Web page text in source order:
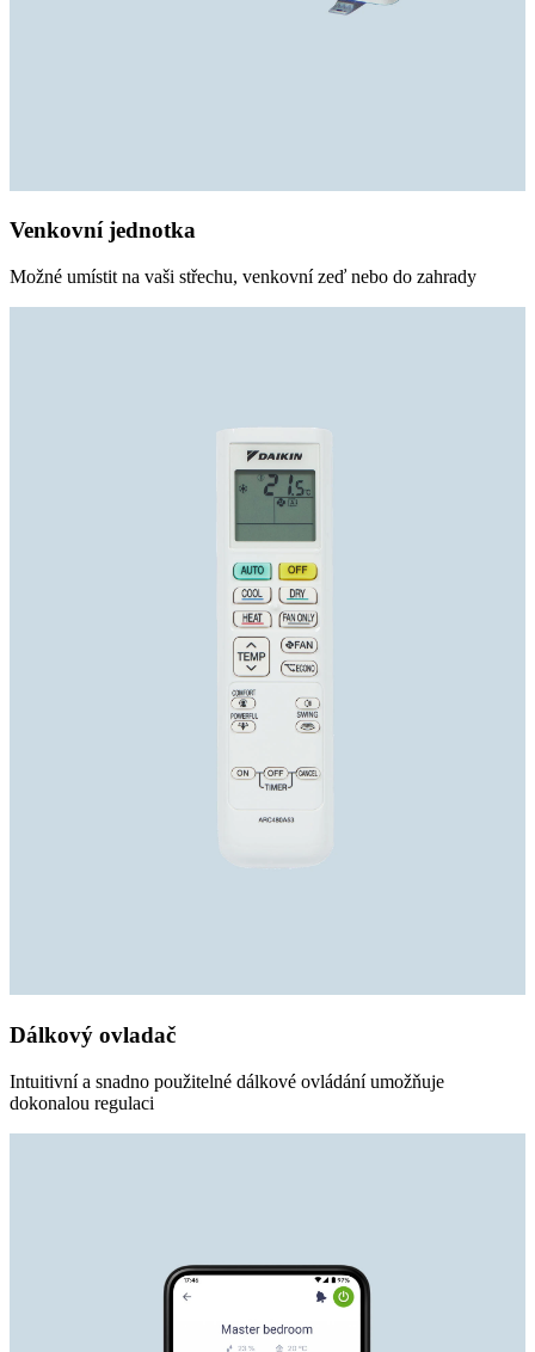
Venkovní jednotka
Možné umístit na vaši střechu, venkovní zeď nebo do zahrady
Dálkový ovladač
Intuitivní a snadno použitelné dálkové ovládání umožňuje
dokonalou regulaci